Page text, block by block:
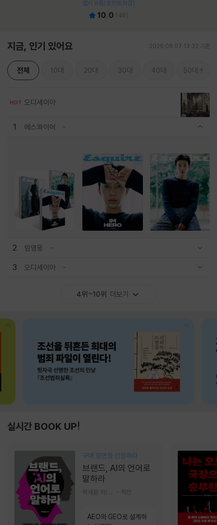
엽서 8종(포인트차감)
10.0 (46)
지금, 인기 있어요 2026.08.07 13:32 기준
전체 10대 20대 30대 40대 50대
HOT 오디세이아
1 에스콰이어
2 임영웅
3 오디세이아
4위~10위 더보기
실시간 BOOK UP!
구매 장면을 선점하라
브랜드, AI의 언어로
말하라
책만
AEO와 GEO로 설계하